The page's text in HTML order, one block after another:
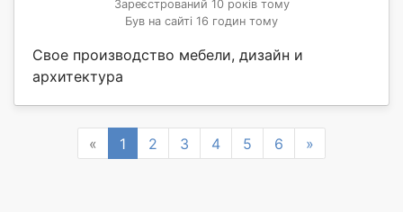
Зареєстрований 10 років тому
Був на сайті 16 годин тому
Свое производство мебели, дизайн и
архитектура
« Previous
1 2 3 4 5 6 »